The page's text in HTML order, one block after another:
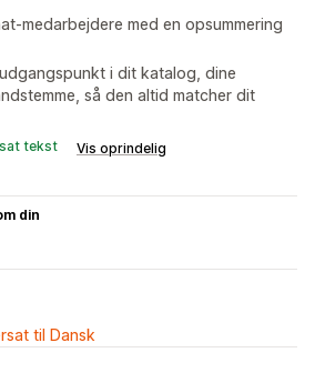
medarbejdere med en opsummering
i dit katalog, dine
så den altid matcher dit
tekst Vis oprindelig
din
til Dansk